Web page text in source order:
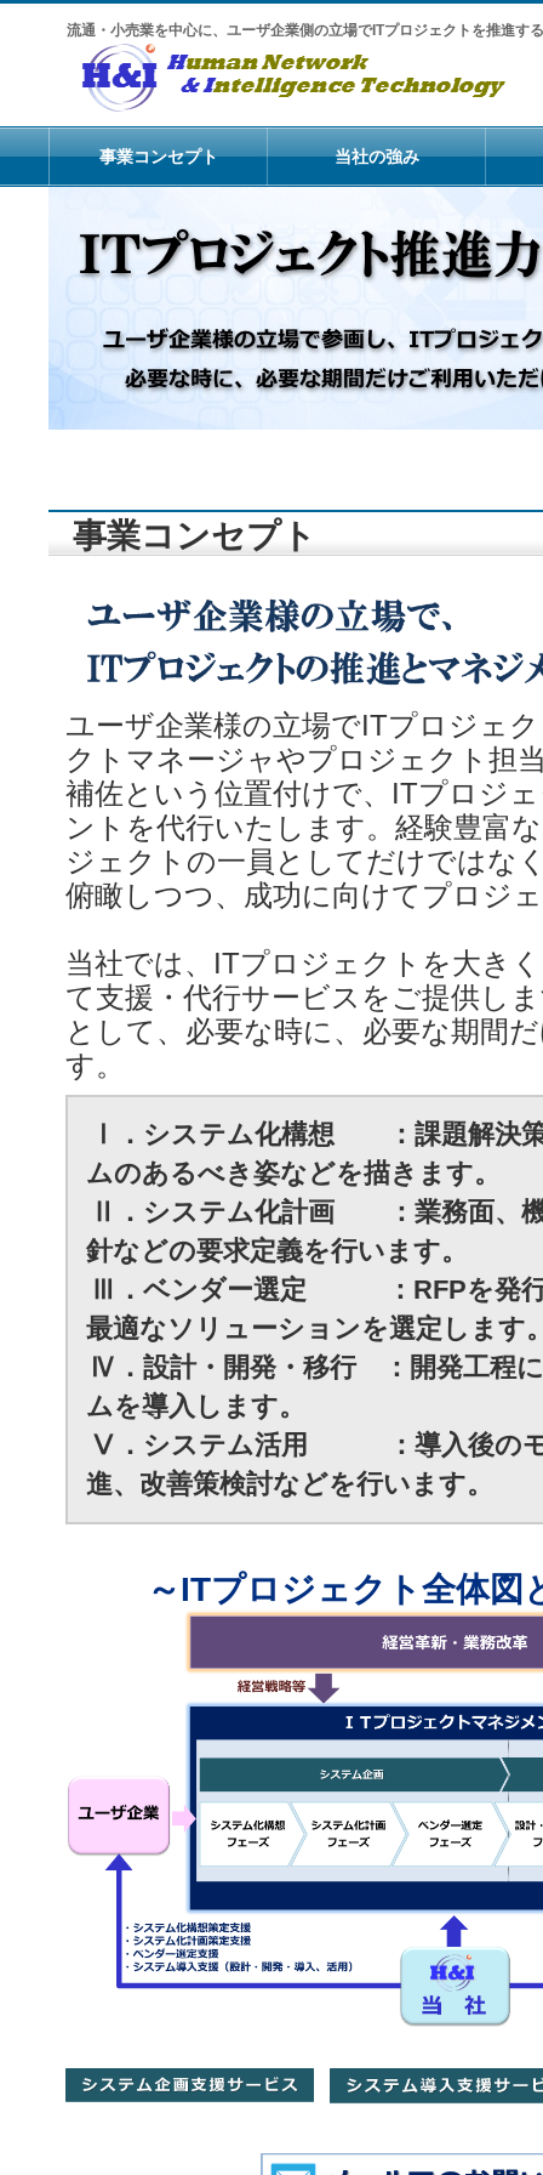
流通・小売業を中心に、ユーザ企業側の立場でITプロジェクトを推進す
事業コンセプト
ユーザ企業様の立場でITプロジェ
クトマネージャやプロジェクト担
補佐という位置付けで、ITプロジ
ントを代行いたします。経験豊富
ジェクトの一員としてだけではな
俯瞰しつつ、成功に向けてプロジ
当社では、ITプロジェクトを大き
て支援・代行サービスをご提供し
として、必要な時に、必要な期間
す。
Ⅰ．システム化構想 ：課題解決
ムのあるべき姿などを描きます。
Ⅱ．システム化計画 ：業務面、機
針などの要求定義を行います。
Ⅲ．ベンダー選定 ：RFPを発行
最適なソリューションを選定します
Ⅳ．設計・開発・移行 ：開発工程
ムを導入します。
Ⅴ．システム活用 ：導入後のモ
進、改善策検討などを行います。
～ITプロジェクト全体図
事業コンセプト 当社の強み